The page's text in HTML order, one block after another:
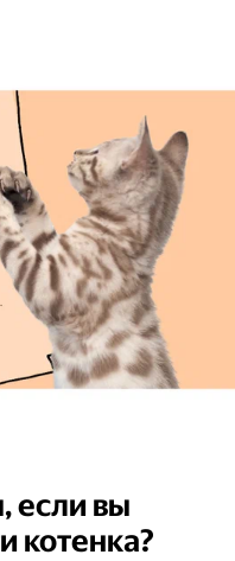
если вы
котенка?